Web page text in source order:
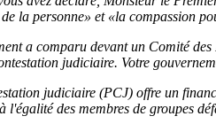
la personne» et «la compassion
a comparu devant un Comité
judiciaire. Votre
judiciaire (PCJ) offre un
l'égalité des membres de groupes